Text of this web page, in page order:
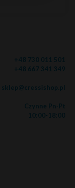
+48 730 011 501
+48 667 341 349
sklep@cressishop.pl
Czynne Pn-Pt
10:00-18:00